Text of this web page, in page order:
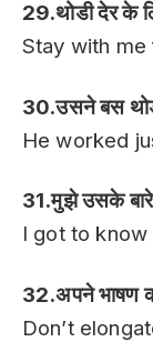
29.थोडी देर के
Stay with me
30.उसने बस
He worked
31.मुझे उसके बारे
I got to
32.अपने भाषण
Don’t